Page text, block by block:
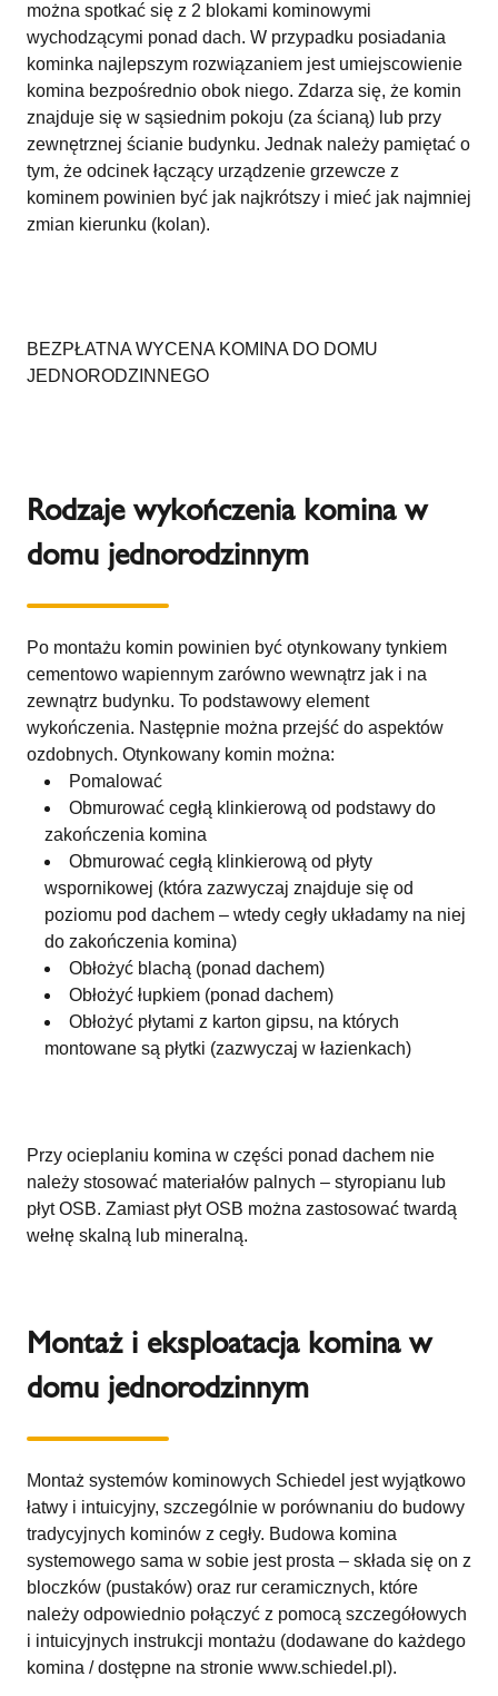
można spotkać się z 2 blokami kominowymi
wychodzącymi ponad dach. W przypadku posiadania
kominka najlepszym rozwiązaniem jest umiejscowienie
komina bezpośrednio obok niego. Zdarza się, że komin
znajduje się w sąsiednim pokoju (za ścianą) lub przy
zewnętrznej ścianie budynku. Jednak należy pamiętać o
tym, że odcinek łączący urządzenie grzewcze z
kominem powinien być jak najkrótszy i mieć jak najmniej
zmian kierunku (kolan).
BEZPŁATNA WYCENA KOMINA DO DOMU
JEDNORODZINNEGO
Rodzaje wykończenia komina w
domu jednorodzinnym
Po montażu komin powinien być otynkowany tynkiem
cementowo wapiennym zarówno wewnątrz jak i na
zewnątrz budynku. To podstawowy element
wykończenia. Następnie można przejść do aspektów
ozdobnych. Otynkowany komin można:
Pomalować
Obmurować cegłą klinkierową od podstawy do
zakończenia komina
Obmurować cegłą klinkierową od płyty
wspornikowej (która zazwyczaj znajduje się od
poziomu pod dachem – wtedy cegły układamy na niej
do zakończenia komina)
Obłożyć blachą (ponad dachem)
Obłożyć łupkiem (ponad dachem)
Obłożyć płytami z karton gipsu, na których
montowane są płytki (zazwyczaj w łazienkach)
Przy ocieplaniu komina w części ponad dachem nie
należy stosować materiałów palnych – styropianu lub
płyt OSB. Zamiast płyt OSB można zastosować twardą
wełnę skalną lub mineralną.
Montaż i eksploatacja komina w
domu jednorodzinnym
Montaż systemów kominowych Schiedel jest wyjątkowo
łatwy i intuicyjny, szczególnie w porównaniu do budowy
tradycyjnych kominów z cegły. Budowa komina
systemowego sama w sobie jest prosta – składa się on z
bloczków (pustaków) oraz rur ceramicznych, które
należy odpowiednio połączyć z pomocą szczegółowych
i intuicyjnych instrukcji montażu (dodawane do każdego
komina / dostępne na stronie www.schiedel.pl).